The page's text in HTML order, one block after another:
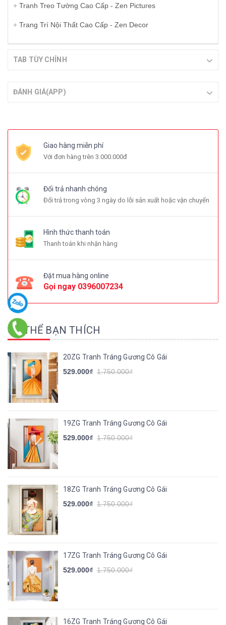
+ Tranh Treo Tường Cao Cấp - Zen Pictures
+ Trang Trí Nội Thất Cao Cấp - Zen Decor
TAB TÙY CHỈNH
ĐÁNH GIÁ(APP)
Giao hàng miễn phí
Với đơn hàng trên 3.000.000đ
Đổi trả nhanh chóng
Đổi trả trong vòng 3 ngày do lỗi sản xuất hoặc vận chuyển
Hình thức thanh toán
Thanh toán khi nhận hàng
Đặt mua hàng online
Gọi ngay 0396007234
CÓ THỂ BẠN THÍCH
20ZG Tranh Tráng Gương Cô Gái
529.000₫ 1.750.000₫
19ZG Tranh Tráng Gương Cô Gái
529.000₫ 1.750.000₫
18ZG Tranh Tráng Gương Cô Gái
529.000₫ 1.750.000₫
17ZG Tranh Tráng Gương Cô Gái
529.000₫ 1.750.000₫
16ZG Tranh Tráng Gương Cô Gái